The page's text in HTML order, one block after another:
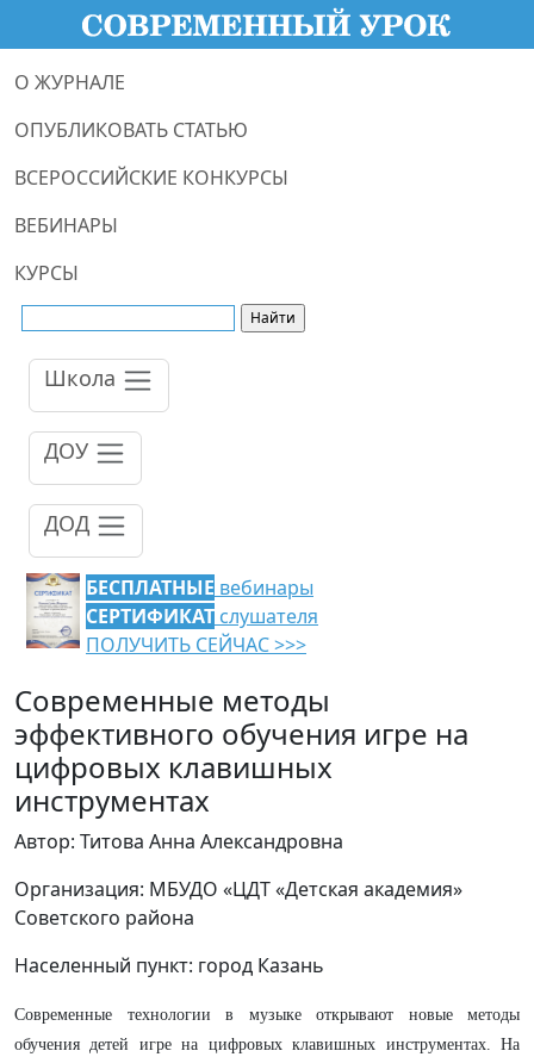
О ЖУРНАЛЕ
ОПУБЛИКОВАТЬ СТАТЬЮ
ВСЕРОССИЙСКИЕ КОНКУРСЫ
ВЕБИНАРЫ
КУРСЫ
Школа
ДОУ
ДОД
БЕСПЛАТНЫЕ вебинары
СЕРТИФИКАТ слушателя
ПОЛУЧИТЬ СЕЙЧАС >>>
Современные методы
эффективного обучения игре на
цифровых клавишных
инструментах
Автор: Титова Анна Александровна
Организация: МБУДО «ЦДТ «Детская академия»
Советского района
Населенный пункт: город Казань
Современные технологии в музыке открывают новые методы
обучения детей игре на цифровых клавишных инструментах. На